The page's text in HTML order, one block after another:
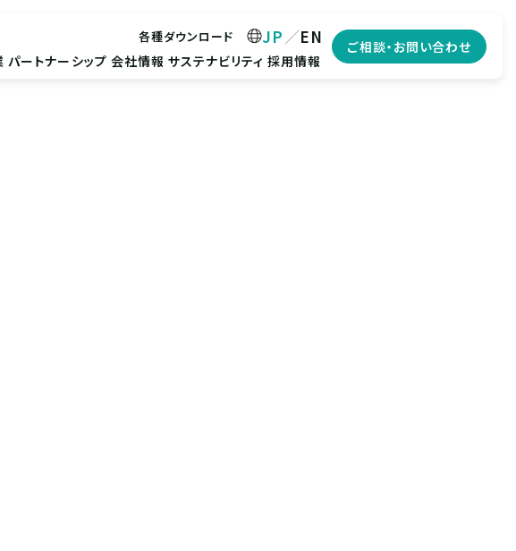
パートナーシップ 会社情報 サステナビリティ 採用情報
各種ダウンロード EN
JP ご相談・お問い合わせ